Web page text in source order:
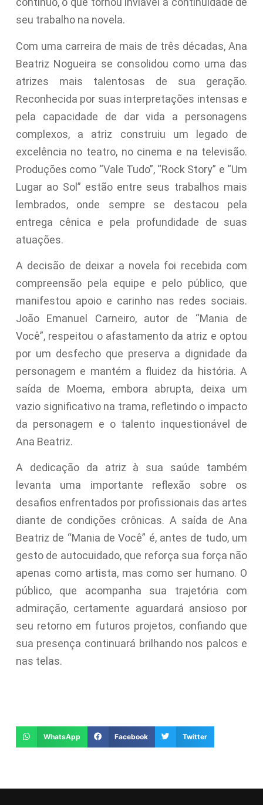
seu trabalho na novela.
Com uma carreira de mais de três décadas, Ana
Beatriz Nogueira se consolidou como uma das
atrizes mais talentosas de sua geração.
Reconhecida por suas interpretações intensas e
pela capacidade de dar vida a personagens
complexos, a atriz construiu um legado de
excelência no teatro, no cinema e na televisão.
Produções como “Vale Tudo”, “Rock Story” e “Um
Lugar ao Sol” estão entre seus trabalhos mais
lembrados, onde sempre se destacou pela
entrega cênica e pela profundidade de suas
atuações.
A decisão de deixar a novela foi recebida com
compreensão pela equipe e pelo público, que
manifestou apoio e carinho nas redes sociais.
João Emanuel Carneiro, autor de “Mania de
Você”, respeitou o afastamento da atriz e optou
por um desfecho que preserva a dignidade da
personagem e mantém a fluidez da história. A
saída de Moema, embora abrupta, deixa um
vazio significativo na trama, refletindo o impacto
da personagem e o talento inquestionável de
Ana Beatriz.
A dedicação da atriz à sua saúde também
levanta uma importante reflexão sobre os
desafios enfrentados por profissionais das artes
diante de condições crônicas. A saída de Ana
Beatriz de “Mania de Você” é, antes de tudo, um
gesto de autocuidado, que reforça sua força não
apenas como artista, mas como ser humano. O
público, que acompanha sua trajetória com
admiração, certamente aguardará ansioso por
seu retorno em futuros projetos, confiando que
sua presença continuará brilhando nos palcos e
nas telas.
WhatsApp Facebook Twitter